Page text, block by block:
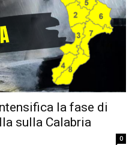
la fase di
sulla Calabria
0